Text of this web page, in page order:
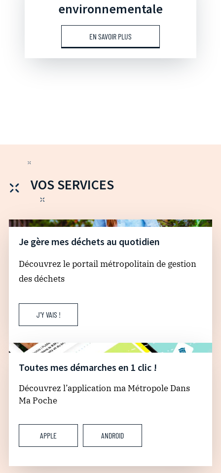
environnementale
EN SAVOIR PLUS
VOS SERVICES
Je gère mes déchets au quotidien
Découvrez le portail métropolitain de gestion
des déchets
J'Y VAIS !
Toutes mes démarches en 1 clic !
Découvrez l’application ma Métropole Dans
Ma Poche
APPLE ANDROID